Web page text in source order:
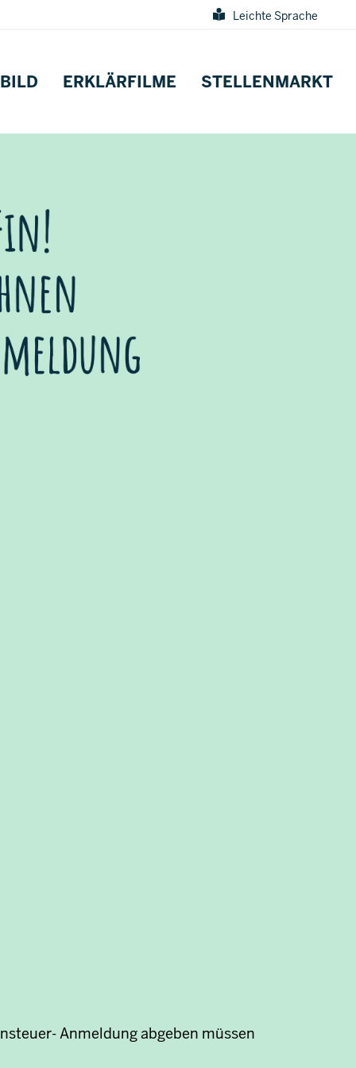
Leichte Sprache
ERKLÄRFILME STELLENMARKT
Anmeldung abgeben müssen